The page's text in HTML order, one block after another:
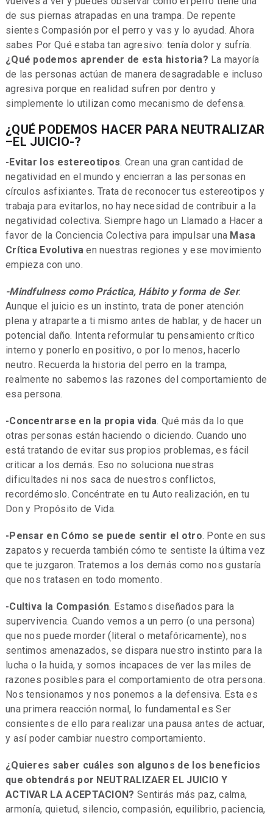
de sus piernas atrapadas en una trampa. De repente
sientes Compasión por el perro y vas y lo ayudad. Ahora
sabes Por Qué estaba tan agresivo: tenía dolor y sufría.
¿Qué podemos aprender de esta historia? La mayoría
de las personas actúan de manera desagradable e incluso
agresiva porque en realidad sufren por dentro y
simplemente lo utilizan como mecanismo de defensa.
¿QUÉ PODEMOS HACER PARA NEUTRALIZAR
–EL JUICIO-?
-Evitar los estereotipos. Crean una gran cantidad de
negatividad en el mundo y encierran a las personas en
círculos asfixiantes. Trata de reconocer tus estereotipos y
trabaja para evitarlos, no hay necesidad de contribuir a la
negatividad colectiva. Siempre hago un Llamado a Hacer a
favor de la Conciencia Colectiva para impulsar una Masa
Crítica Evolutiva en nuestras regiones y ese movimiento
empieza con uno.
-Mindfulness como Práctica, Hábito y forma de Ser.
Aunque el juicio es un instinto, trata de poner atención
plena y atraparte a ti mismo antes de hablar, y de hacer un
potencial daño. Intenta reformular tu pensamiento crítico
interno y ponerlo en positivo, o por lo menos, hacerlo
neutro. Recuerda la historia del perro en la trampa,
realmente no sabemos las razones del comportamiento de
esa persona.
-Concentrarse en la propia vida. Qué más da lo que
otras personas están haciendo o diciendo. Cuando uno
está tratando de evitar sus propios problemas, es fácil
criticar a los demás. Eso no soluciona nuestras
dificultades ni nos saca de nuestros conflictos,
recordémoslo. Concéntrate en tu Auto realización, en tu
Don y Propósito de Vida.
-Pensar en Cómo se puede sentir el otro. Ponte en sus
zapatos y recuerda también cómo te sentiste la última vez
que te juzgaron. Tratemos a los demás como nos gustaría
que nos tratasen en todo momento.
-Cultiva la Compasión. Estamos diseñados para la
supervivencia. Cuando vemos a un perro (o una persona)
que nos puede morder (literal o metafóricamente), nos
sentimos amenazados, se dispara nuestro instinto para la
lucha o la huida, y somos incapaces de ver las miles de
razones posibles para el comportamiento de otra persona.
Nos tensionamos y nos ponemos a la defensiva. Esta es
una primera reacción normal, lo fundamental es Ser
consientes de ello para realizar una pausa antes de actuar,
y así poder cambiar nuestro comportamiento.
¿Quieres saber cuáles son algunos de los beneficios
que obtendrás por NEUTRALIZAER EL JUICIO Y
ACTIVAR LA ACEPTACION? Sentirás más paz, calma,
armonía, quietud, silencio, compasión, equilibrio, paciencia,